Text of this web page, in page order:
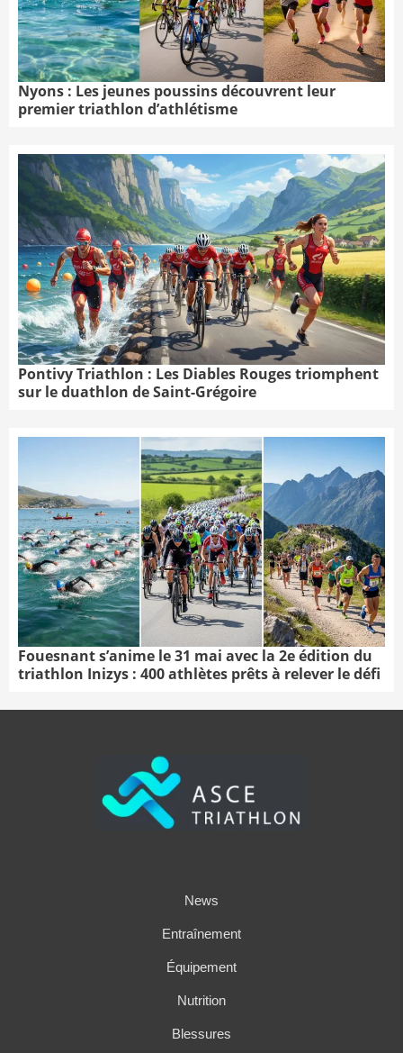
Nyons : Les jeunes poussins découvrent leur
premier triathlon d’athlétisme
Pontivy Triathlon : Les Diables Rouges triomphent
sur le duathlon de Saint-Grégoire
Fouesnant s’anime le 31 mai avec la 2e édition du
triathlon Inizys : 400 athlètes prêts à relever le défi
News
Entraînement
Équipement
Nutrition
Blessures